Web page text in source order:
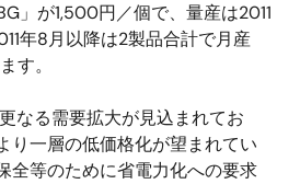
」が1,500円／個で、量産は2011
年8月以降は2製品合計で月産
す。
なる需要拡大が見込まれてお
り一層の低価格化が望まれてい
全等のために省電力化への要求